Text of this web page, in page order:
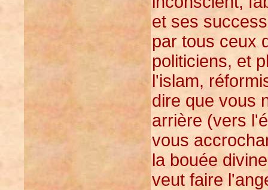
et ses
par tous ceux
politiciens, et
l'islam,
dire que vous
arrière (vers
vous
la bouée
veut faire